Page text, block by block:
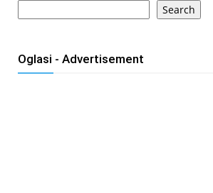
Search
Oglasi - Advertisement